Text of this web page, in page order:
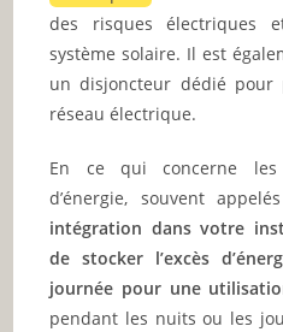
des risques électriques
système solaire. Il est
un disjoncteur dédié pour
réseau électrique.
En ce qui concerne les
d’énergie, souvent
intégration dans votre
de stocker l’excès
journée pour une
pendant les nuits ou les